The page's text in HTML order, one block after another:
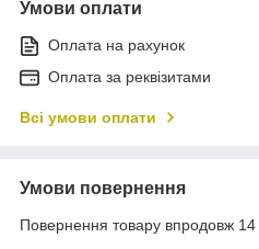
Умови оплати
Оплата на рахунок
Оплата за реквізитами
Всі умови оплати
Умови повернення
Повернення товару впродовж 14